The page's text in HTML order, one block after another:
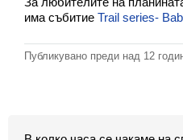
има събитие Trail series-
Публикувано преди над 12